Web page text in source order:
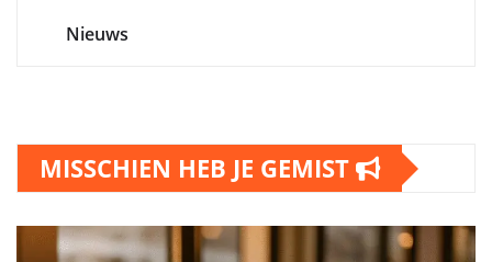
Nieuws
MISSCHIEN HEB JE GEMIST